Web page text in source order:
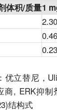
体积/质量1
优立替尼 ，
商, ERK抑制
结构式